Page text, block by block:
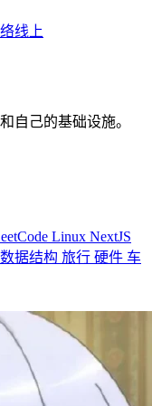
线上
自己的基础设施。
Linux NextJS
数据结构 旅行 硬件 车